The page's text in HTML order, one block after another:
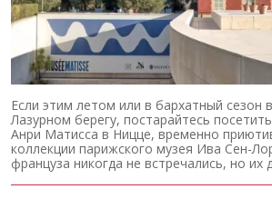
Если этим летом или в бархатный сезон
Лазурном берегу, постарайтесь
Анри Матисса в Ницце, временно
коллекции парижского музея Ива Сен-
француза никогда не встречались, но их